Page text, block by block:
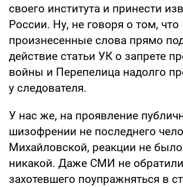
своего института и принести
России. Ну, не говоря о том, что
произнесенные слова прямо
действие статьи УК о запрете
войны и Перепелица надолго
у следователя.
У нас же, на проявление
шизофрении не последнего
Михайловской, реакции не
никакой. Даже СМИ не
захотевшего поупражняться в